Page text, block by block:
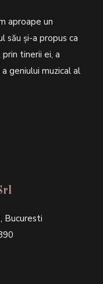
aproape un
său şi-a propus ca
prin tinerii ei, a
geniului muzical al
Bucuresti